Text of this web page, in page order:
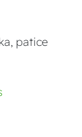
patice